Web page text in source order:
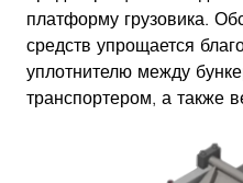
платформу грузовика.
средств упрощается
уплотнителю между
транспортером, а также